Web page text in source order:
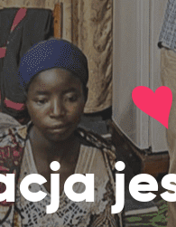
357
Podaruj 1,5%
Przekaż niewielką część
podatku naszym
Pilna Pomoc
Przekaż pomoc tam, gdzie
najbardziej potrzebna
Dobroczynne24
Zrób zakupy dla
markecie z dobrymi
Pracę –
praktyce
Co już
Przeczytaj
pomogliśmy
Gdzie
Sprawdź
Twoja